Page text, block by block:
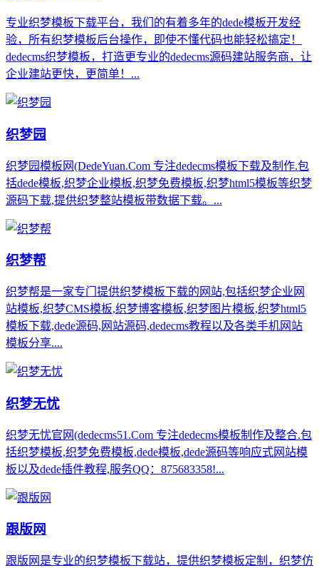
专业织梦模板下载平台，我们的有着多年的dede模板开发经
验，所有织梦模板后台操作，即使不懂代码也能轻松搞定！
dedecms织梦模板，打造更专业的dedecms源码建站服务商，让
企业建站更快，更简单！...
织梦园
织梦园模板网(DedeYuan.Com 专注dedecms模板下载及制作.包
括dede模板,织梦企业模板,织梦免费模板,织梦html5模板等织梦
源码下载,提供织梦整站模板带数据下载。...
织梦帮
织梦帮是一家专门提供织梦模板下载的网站,包括织梦企业网
站模板,织梦CMS模板,织梦博客模板,织梦图片模板,织梦html5
模板下载,dede源码,网站源码,dedecms教程以及各类手机网站
模板分享....
织梦无忧
织梦无忧官网(dedecms51.Com 专注dedecms模板制作及整合.包
括织梦模板,织梦免费模板,dede模板,dede源码等响应式网站模
板以及dede插件教程,服务QQ：875683358!...
跟版网
跟版网是专业的织梦模板下载站，提供织梦模板定制，织梦仿